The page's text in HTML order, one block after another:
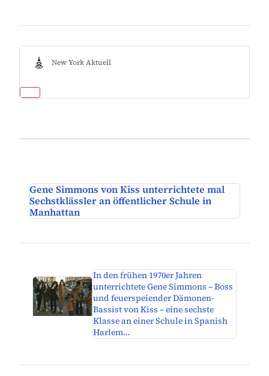
New York Aktuell
Gene Simmons von Kiss unterrichtete mal
Sechstklässler an öffentlicher Schule in
Manhattan
In den frühen 1970er Jahren
unterrichtete Gene Simmons – Boss
und feuerspeiender Dämonen-
Bassist von Kiss – eine sechste
Klasse an einer Schule in Spanish
Harlem…